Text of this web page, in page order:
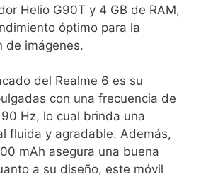
Helio G90T⁢ y 4 GB de RAM,
óptimo para‍ la
de imágenes.
⁤del ⁢Realme 6 es su
con una frecuencia de
Hz, lo cual brinda ⁢una
fluida y agradable. Además,
mAh asegura una buena
a su ⁣diseño, este⁣ móvil